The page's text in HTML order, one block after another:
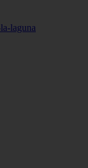
laguna